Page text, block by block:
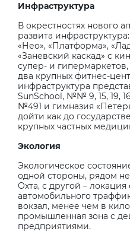
Инфраструктура
В окрестностях нового
развита
«Нео», «Платформа»,
«Заневский каскад» с
супер- и
два крупных фитнес-
инфраструктура
SunSchool, №№ 9, 15, 19,
№491 и гимназия
дойти как до
крупных частных
Экология
Экологическое
одной стороны, рядом
Охта, с другой –
автомобильного
вокзал, менее чем в
промышленная зона с
предприятиями.